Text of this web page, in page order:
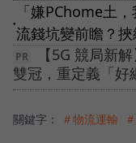
●
「嫌PChome土
流錢坑變前瞻？
【5G 競局新
雙冠，重定義「好
關鍵字： ＃物流運輸